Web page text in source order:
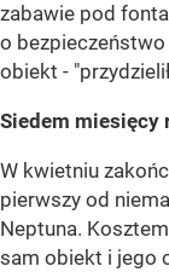
zabawie pod
o
obiekt -
Siedem miesięcy
W kwietniu
pierwszy od
Neptuna.
sam obiekt i jego